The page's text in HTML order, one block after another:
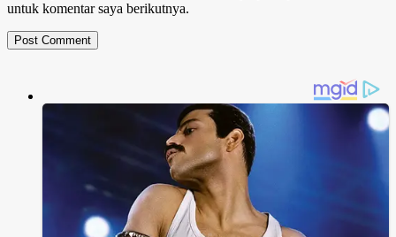
untuk komentar saya berikutnya.